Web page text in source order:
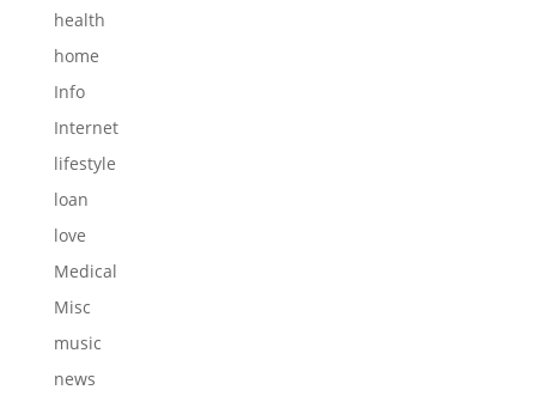
health
home
Info
Internet
lifestyle
loan
love
Medical
Misc
music
news